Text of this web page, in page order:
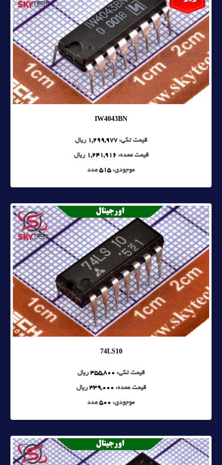
IW4043BN
قیمت تکی: 1,299,977 ریال
قیمت عمده:1,241,916 ریال
موجودی:515عدد
74LS10
قیمت تکی: 355,800 ریال
قیمت عمده: 339,000 ریال
موجودی: 500عدد